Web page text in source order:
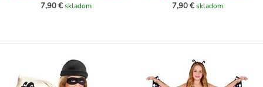
7,90 € skladom
7,90 € skladom